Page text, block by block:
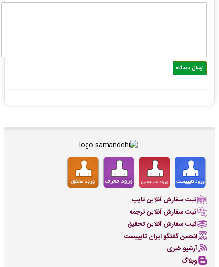
ثبت سفارش آنلاین تایپ
ثبت سفارش آنلاین ترجمه
ثبت سفارش آنلاین تحقیق
انجمن گفتگو ایران تایپیست
آرشیو خبری
وبلاگ